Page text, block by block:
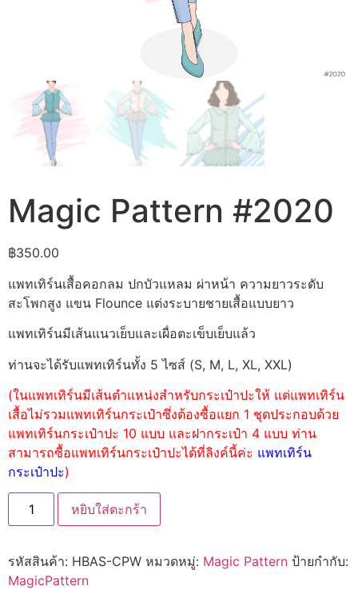
Magic Pattern #2020
฿350.00
แพทเทิร์นเสื้อคอกลม ปกบัวแหลม ผ่าหน้า ความยาวระดับ
สะโพกสูง แขน Flounce แต่งระบายชายเสื้อแบบยาว
แพทเทิร์นมีเส้นแนวเย็บและเผื่อตะเข็บเย็บแล้ว
ท่านจะได้รับแพทเทิร์นทั้ง 5 ไซส์ (S, M, L, XL, XXL)
(ในแพทเทิร์นมีเส้นตำแหน่งสำหรับกระเป๋าปะให้ แต่แพทเทิร์น
เสื้อไม่รวมแพทเทิร์นกระเป๋าซึ่งต้องซื้อแยก 1 ชุดประกอบด้วย
แพทเทิร์นกระเป๋าปะ 10 แบบ และฝากระเป๋า 4 แบบ ท่าน
สามารถซื้อแพทเทิร์นกระเป๋าปะได้ที่ลิงค์นี้ค่ะ แพทเทิร์น
กระเป๋าปะ)
หยิบใส่ตะกร้า
รหัสสินค้า: HBAS-CPW หมวดหมู่: Magic Pattern ป้ายกำกับ:
MagicPattern